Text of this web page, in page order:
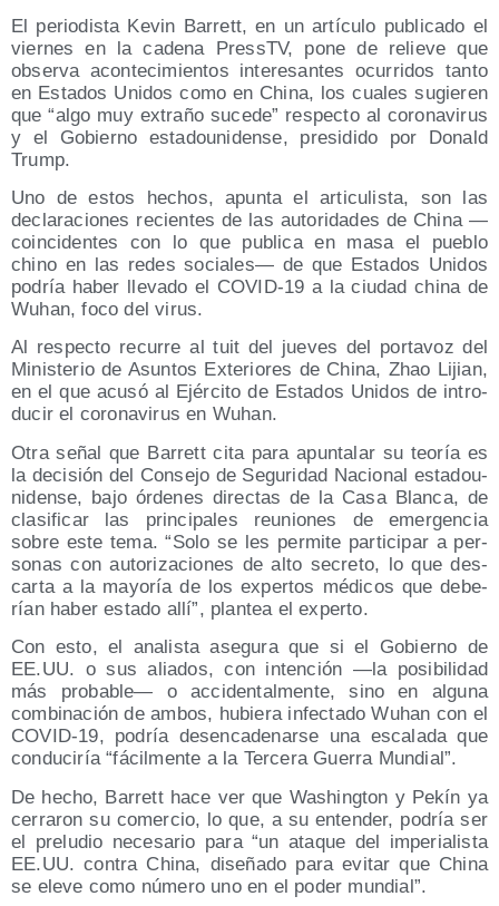
El perio­dis­ta Kevin Barrett, en un artícu­lo publi­ca­do el
vier­nes en la cade­na PressTV, pone de relie­ve que
obser­va acon­te­ci­mien­tos intere­san­tes ocu­rri­dos tan­to
en Esta­dos Uni­dos como en Chi­na, los cua­les sugie­ren
que “algo muy extra­ño suce­de” res­pec­to al coro­na­vi­rus
y el Gobierno esta­dou­ni­den­se, pre­si­di­do por Donald
Trump.
Uno de estos hechos, apun­ta el arti­cu­lis­ta, son las
decla­ra­cio­nes recien­tes de las auto­ri­da­des de Chi­na —
coin­ci­den­tes con lo que publi­ca en masa el pue­blo
chino en las redes socia­les— de que Esta­dos Uni­dos
podría haber lle­va­do el COVID-19 a la ciu­dad chi­na de
Wuhan, foco del virus.
Al res­pec­to recu­rre al tuit del jue­ves del por­ta­voz del
Minis­te­rio de Asun­tos Exte­rio­res de Chi­na, Zhao Lijian,
en el que acu­só al Ejér­ci­to de Esta­dos Uni­dos de intro­
du­cir el coro­na­vi­rus en Wuhan.
Otra señal que Barrett cita para apun­ta­lar su teo­ría es
la deci­sión del Con­se­jo de Segu­ri­dad Nacio­nal esta­dou­
ni­den­se, bajo órde­nes direc­tas de la Casa Blan­ca, de
cla­si­fi­car las prin­ci­pa­les reunio­nes de emer­gen­cia
sobre este tema. “Solo se les per­mi­te par­ti­ci­par a per­
so­nas con auto­ri­za­cio­nes de alto secre­to, lo que des­
car­ta a la mayo­ría de los exper­tos médi­cos que debe­
rían haber esta­do allí”, plan­tea el experto.
Con esto, el ana­lis­ta ase­gu­ra que si el Gobierno de
EE.UU. o sus alia­dos, con inten­ción —la posi­bi­li­dad
más pro­ba­ble— o acci­den­tal­men­te, sino en algu­na
com­bi­na­ción de ambos, hubie­ra infec­ta­do Wuhan con el
COVID-19, podría des­en­ca­de­nar­se una esca­la­da que
con­du­ci­ría “fácil­men­te a la Ter­ce­ra Gue­rra Mundial”.
De hecho, Barrett hace ver que Washing­ton y Pekín ya
cerra­ron su comer­cio, lo que, a su enten­der, podría ser
el pre­lu­dio nece­sa­rio para “un ata­que del impe­ria­lis­ta
EE.UU. con­tra Chi­na, dise­ña­do para evi­tar que Chi­na
se ele­ve como núme­ro uno en el poder mundial”.